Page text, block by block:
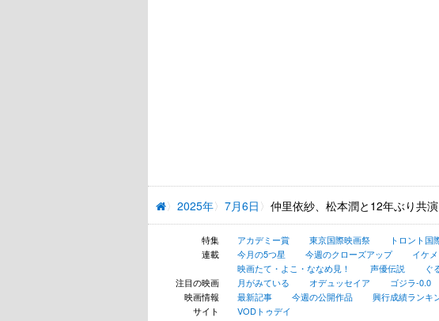
2025年 7月6日 仲里依紗、松本潤と12年ぶり共
特集 アカデミー賞 東京国際映画祭 トロント国
連載
今月の5つ星 今週のクローズアップ イケ
映画たて・よこ・ななめ見！
声優伝説 ぐ
注目の映画
月がみている オデュッセイア ゴジラ-0.0
映画情報
最新記事 今週の公開作品 興行成績ランキ
サイト
VODトゥデイ